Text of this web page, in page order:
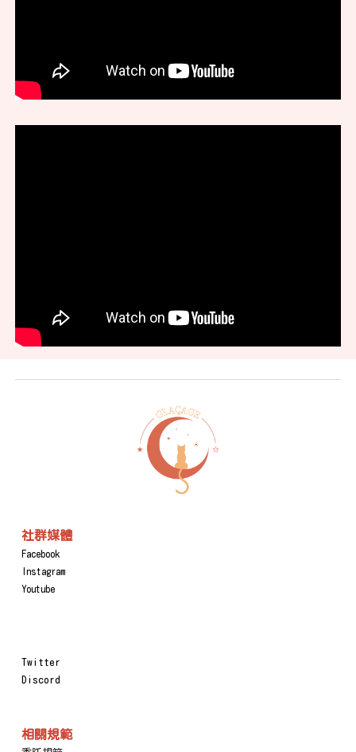
社群媒體
Facebook
Instagram
Youtube
Twitter
Discord
相關規範